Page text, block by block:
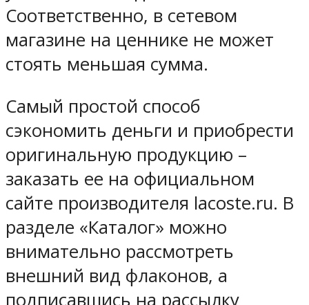
Соответственно, в сетевом
магазине на ценнике не может
стоять меньшая сумма.
Самый простой способ
сэкономить деньги и приобрести
оригинальную продукцию –
заказать ее на официальном
сайте производителя lacoste.ru. В
разделе «Каталог» можно
внимательно рассмотреть
внешний вид флаконов, а
подписавшись на рассылку